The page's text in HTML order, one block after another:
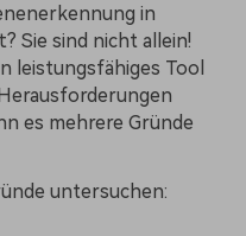
in
Sie sind nicht allein!
leistungsfähiges Tool
es mehrere Gründe
untersuchen: